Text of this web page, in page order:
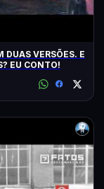
VERSÕES. E
EU CONTO!